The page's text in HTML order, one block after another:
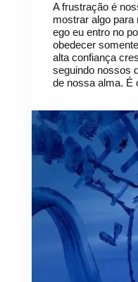
A frustração é
mostrar algo para
ego eu entro no
obedecer
alta confiança
seguindo nossos
de nossa alma. É